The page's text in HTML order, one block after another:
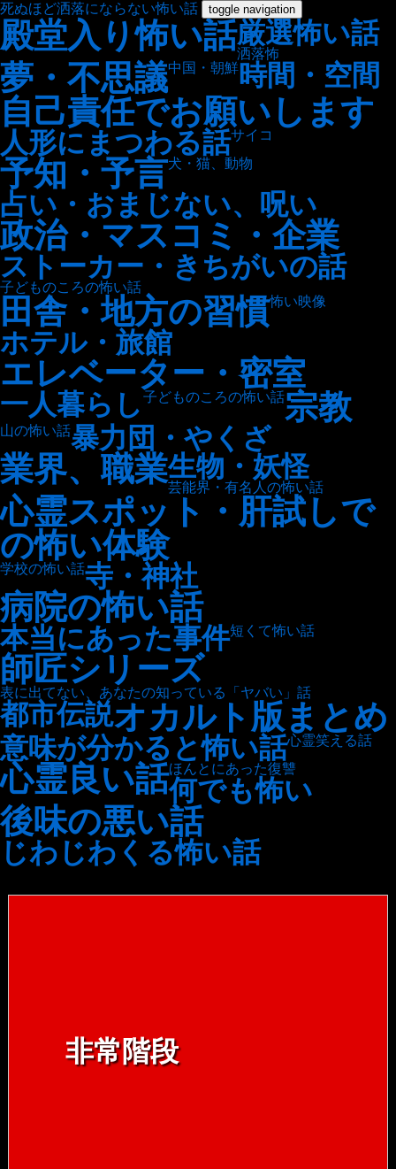
死ぬほど洒落にならない怖い話 toggle navigation
殿堂入り怖い話厳選怖い話
洒落怖
夢・不思議中国・朝鮮 時間・空間
自己責任でお願いします
人形にまつわる話サイコ
予知・予言犬・猫、動物
占い・おまじない、呪い
政治・マスコミ・企業
ストーカー・きちがいの話
子どものころの怖い話
田舎・地方の習慣怖い映像
ホテル・旅館
エレベーター・密室
一人暮らし 子どものころの怖い話宗教
山の怖い話暴力団・やくざ
業界、職業生物・妖怪
芸能界・有名人の怖い話
心霊スポット・肝試しで
の怖い体験
学校の怖い話寺・神社
病院の怖い話
本当にあった事件短くて怖い話
師匠シリーズ
表に出てない、あなたの知っている「ヤバい」話
都市伝説オカルト版まとめ
意味が分かると怖い話心霊笑える話
心霊良い話ほんとにあった復讐
何でも怖い
後味の悪い話
じわじわくる怖い話
非常階段